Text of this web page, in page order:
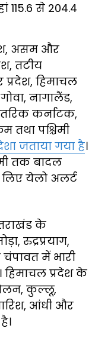
115.6 से 204.4
असम और
तटीय
प्रदेश, हिमाचल
नागालैंड,
कर्नाटक,
तथा पश्चिमी
जताया गया है।
तक बादल
येलो अलर्ट
के
रुद्रप्रयाग,
में भारी
हिमाचल प्रदेश के
कुल्लू,
आंधी और